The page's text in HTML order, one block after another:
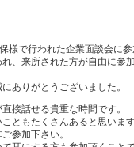
様で行われた企業面談会に参
、来所された方が自由に参
ありがとうございました。
接話せる貴重な時間です。
ともたくさんあると思います
参加下さい。